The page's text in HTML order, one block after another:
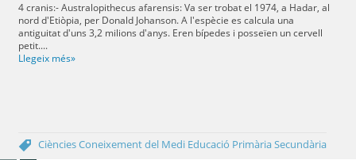
4 cranis:- Australopithecus afarensis: Va ser trobat el 1974, a Hadar, al
nord d'Etiòpia, per Donald Johanson. A l'espècie es calcula una
antiguitat d'uns 3,2 milions d'anys. Eren bípedes i posseïen un cervell
petit....
Llegeix més»
CiènciesConeixement del Medi Educació PrimàriaSecundària